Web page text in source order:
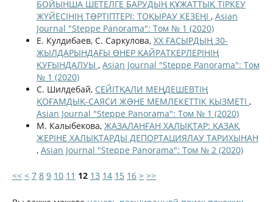
БОЙЫНША ШЕТЕЛГЕ БАРУДЫҢ ҚҰЖАТТЫҚ ТІРКЕУ
ЖҮЙЕСІНІҢ ТƏРТІПТЕРІ: ТОҚЫРАУ КЕЗЕҢІ , Asian
Journal "Steppe Panorama": Том № 1 (2020)
Е. Кулдибаев, С. Саркулова, ХХ ҒАСЫРДЫҢ 30-
ЖЫЛДАРЫНДАҒЫ ӨНЕР ҚАЙРАТКЕРЛЕРІНІҢ
ҚУҒЫНДАЛУЫ , Asian Journal "Steppe Panorama": Том
№ 1 (2020)
С. Шилдебай, СЕЙІТҚАЛИ МЕҢДЕШЕВТІҢ
ҚОҒАМДЫҚ-САЯСИ ЖƏНЕ МЕМЛЕКЕТТІК ҚЫЗМЕТІ ,
Asian Journal "Steppe Panorama": Том № 1 (2020)
М. Калыбекова, ЖАЗАЛАНҒАН ХАЛЫҚТАР: ҚАЗАҚ
ЖЕРІНЕ ХАЛЫҚТАРДЫ ДЕПОРТАЦИЯЛАУ ТАРИХЫНАН
, Asian Journal "Steppe Panorama": Том № 2 (2020)
<< < 7 8 9 10 11 12 13 14 15 16 > >>